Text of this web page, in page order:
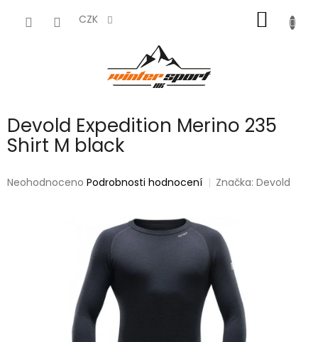
CZK
KOŠÍK
Devold Expedition Merino 235
Shirt M black
Průměrné
Neohodnoceno Podrobnosti hodnocení Značka:Devold